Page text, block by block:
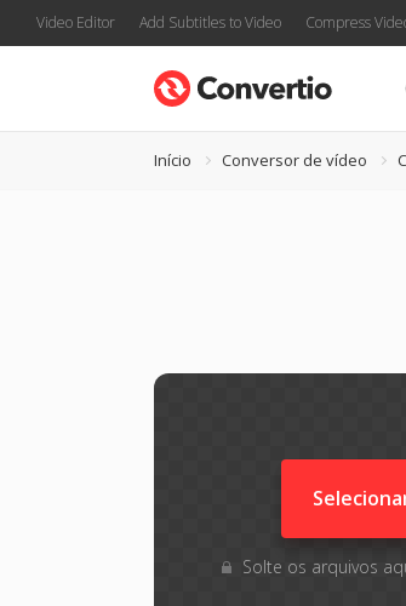
Video Editor Add Subtitles to Video Compress
Início Conversor de vídeo
Solte os arquivos